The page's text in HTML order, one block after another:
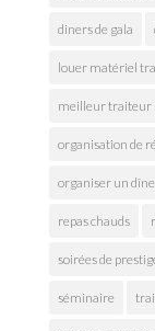
diners de gala
louer matériel
meilleur traiteur
organisation de
organiser un
repas chauds
soirées de
séminaire